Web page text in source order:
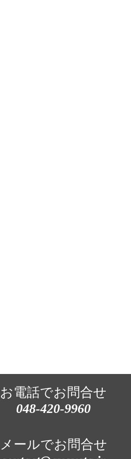
お電話でお問合せ
048-420-9960
メールでお問合せ